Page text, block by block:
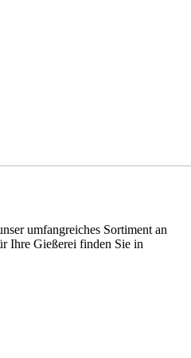
umfangreiches Sortiment an
Ihre Gießerei finden Sie in